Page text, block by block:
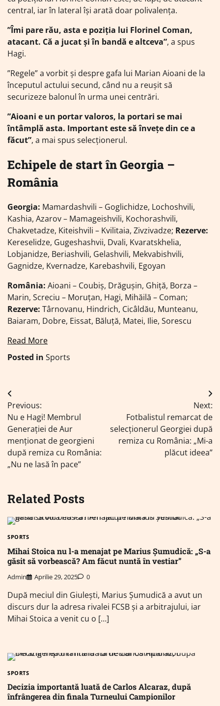
central, iar în lateral își arată doar polivalența.
”Îmi pare rău, asta e poziția lui Florinel Coman,
atacant. Că a jucat și în bandă e altceva”, a spus
Hagi.
”Regele” a vorbit și despre gafa lui Marian Aioani de la
începutul actului secund, când nu a reușit să
securizeze balonul în urma unei centrări.
”Aioani e un portar valoros, la portari se mai
întâmplă asta. Important este să învețe din ce a
făcut”, a mai spus selecționerul.
Echipele de start în Georgia –
România
Georgia: Mamardashvili – Goglichidze, Lochoshvili,
Kashia, Azarov – Mamageishvili, Kochorashvili,
Chakvetadze, Kiteishvili – Kvilitaia, Zivzivadze; Rezerve:
Kereselidze, Gugeshashvii, Dvali, Kvaratskhelia,
Lobjanidze, Beriashvili, Gelashvili, Mekvabishvili,
Gagnidze, Kvernadze, Karebashvili, Egoyan
România: Aioani – Coubiș, Drăgușin, Ghiță, Borza –
Marin, Screciu – Moruțan, Hagi, Mihăilă – Coman;
Rezerve: Târnovanu, Hindrich, Cicâldău, Munteanu,
Baiaram, Dobre, Eissat, Băluță, Matei, Ilie, Sorescu
Read More
Posted in Sports
Navigare
în
articole
Previous:
Nu e Hagi! Membrul
Generației de Aur
menționat de georgieni
după remiza cu România:
„Nu ne lasă în pace”
Next:
Fotbalistul remarcat de
selecționerul Georgiei după
remiza cu România: „Mi-a
plăcut ideea”
Related Posts
SPORTS
Mihai Stoica nu l-a menajat pe Marius Șumudică: „S-a
găsit să vorbească? Am făcut nuntă în vestiar”
Admin Aprilie 29, 2025 0
După meciul din Giulești, Marius Șumudică a avut un
discurs dur la adresa rivalei FCSB și a arbitrajului, iar
Mihai Stoica a venit cu o […]
SPORTS
Decizia importantă luată de Carlos Alcaraz, după
înfrângerea din finala Turneului Campionilor